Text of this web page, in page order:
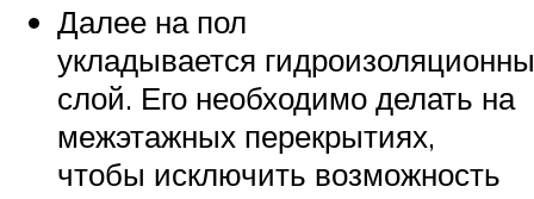
Далее на пол
укладывается
слой. Его необходимо делать на
межэтажных перекрытиях,
чтобы исключить возможность